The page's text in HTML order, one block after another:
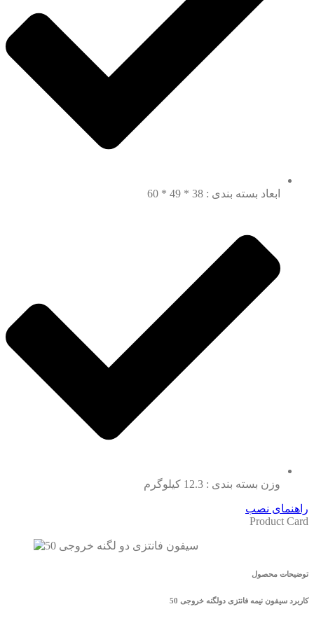
ابعاد بسته بندی : 38 * 49 * 60
وزن بسته بندی : 12.3 کیلوگرم
راهنمای نصب
Product Card
توضیحات محصول
کاربرد سیفون نیمه فانتزی دولگنه خروجی 50